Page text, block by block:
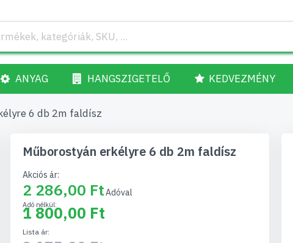
ANYAG HANGSZIGETELŐ KEDVEZMÉNY
6 db 2m faldísz
Műborostyán erkélyre 6 db 2m faldísz
Akciós ár
2 286,00 Ft
1 800,00 Ft
Lista ár